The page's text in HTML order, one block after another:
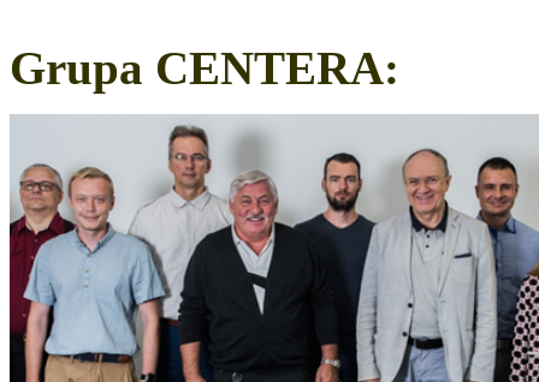
Grupa CENTERA: